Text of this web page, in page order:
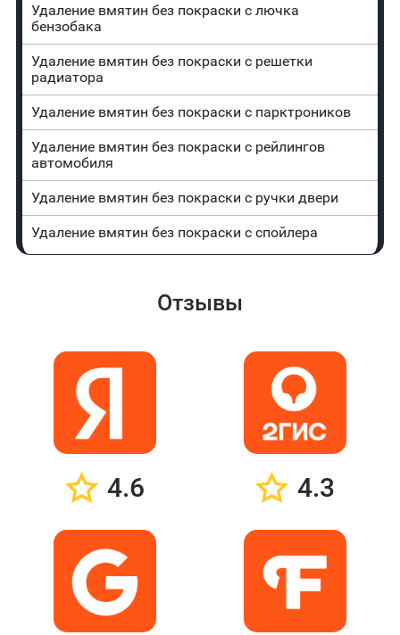
Удаление вмятин без покраски с лючка
бензобака
Удаление вмятин без покраски с решетки
радиатора
Удаление вмятин без покраски с парктроников
Удаление вмятин без покраски с рейлингов
автомобиля
Удаление вмятин без покраски с ручки двери
Удаление вмятин без покраски с спойлера
Отзывы
4.6 4.3